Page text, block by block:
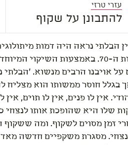
עזרי טרזי
להתבונן על שקוף
נידין הבלתי נראה היה דמות
שנות ה-70. באמצעות השיקוי
ולהערים על
בגלל חוסר ממשותו הוא מצליח
אין לו פנים, אין לו תוים, אין
החמקמקות שלו היא שהופכת אותו
מסגרת משקפיים חדשה